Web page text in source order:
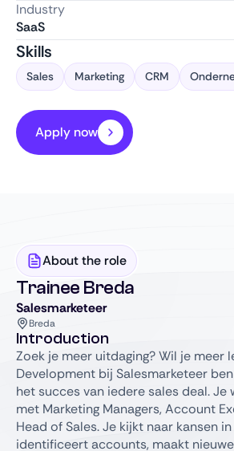
Industry
SaaS
Skills
Sales Marketing CRM
Apply now
About the role
Trainee Breda
Salesmarketeer
Breda
Introduction
Zoek je meer uitdaging? Wil je meer
Development bij Salesmarketeer
het succes van iedere sales deal. Je
met Marketing Managers, Account
Head of Sales. Je kijkt naar kansen
identificeert accounts, maakt